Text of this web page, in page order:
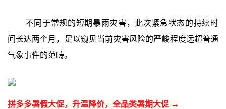
不同于常规的短期暴雨灾害，此次紧急状态的持续时
间长达两个月，足以窥见当前灾害风险的严峻程度远超普通
气象事件的范畴。
拼多多暑假大促，升温降价，全品类暑期大促 →